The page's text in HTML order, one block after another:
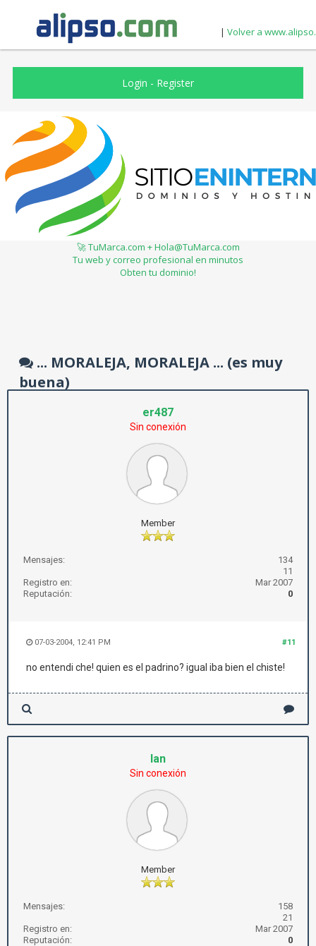
| Volver a
Login - Register
🚀 TuMarca.com + Hola@TuMarca.com
Tu web y correo profesional en minutos
Obten tu dominio!
... MORALEJA, MORALEJA ... (es muy
buena)
er487
Sin conexión
Member
Mensajes:
134
11
Registro en:
Mar 2007
Reputación:
0
#11
07-03-2004, 12:41 PM
no entendi che! quien es el padrino? igual iba bien el chiste!
Ian
Sin conexión
Member
Mensajes:
158
21
Registro en:
Mar 2007
Reputación:
0